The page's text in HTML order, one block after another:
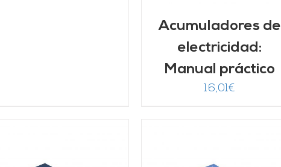
Acumuladores de
electricidad:
Manual práctico
16,01€